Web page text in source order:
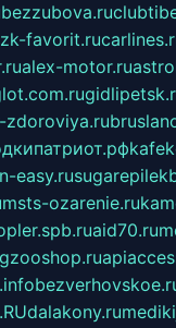
bezzubova.ru
favorit.ru
alex-motor.ru
zdoroviya.ru
easy.ru
msts-ozarenie.ru
aid70.ru
dalakony.ru